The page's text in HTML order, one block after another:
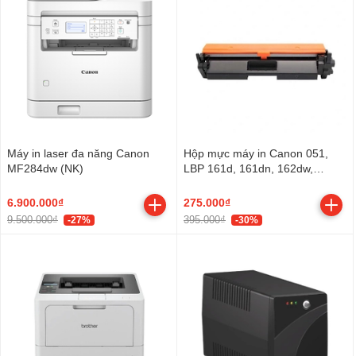
Máy in laser đa năng Canon
MF284dw (NK)
6.900.000₫
9.500.000₫ -27%
Hộp mực máy in Canon 051,
LBP 161d, 161dn, 162dw,
267dw, 269dw
275.000₫
395.000₫ -30%